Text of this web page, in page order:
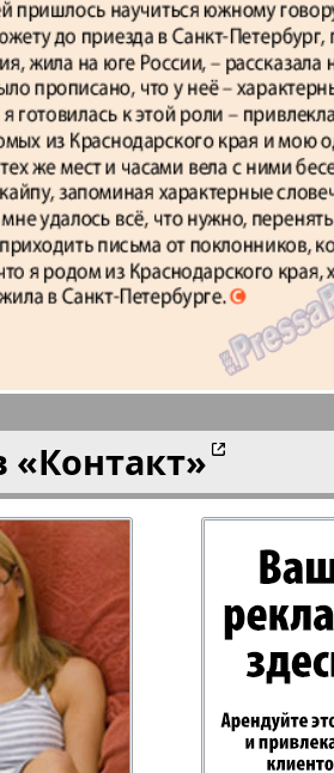
Идеальная
Катюша
Крот в
LDK по-
Мила
сити
My City
am Main
Наша
Объектив EU
«Контакт»